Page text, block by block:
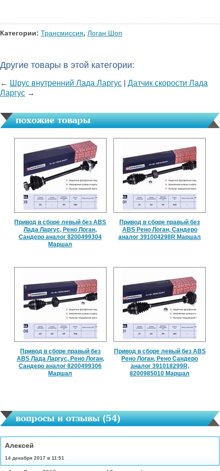
Категории: Трансмиссия, Логан Шоп
Другие товары в этой категории:
← Шрус внутренний Лада Ларгус
Датчик скорости Лада
Ларгус →
похожие товары
Привод в сборе левый без ABS
Лада Ларгус, Рено Логан,
Сандеро аналог 8200499304
Маршал
Привод в сборе правый без
ABS Рено Логан, Сандеро
аналог 391004298R Маршал
Привод в сборе правый без
ABS Лада Ларгус, Рено Логан,
Сандеро аналог 8200499306
Маршал
Привод в сборе левый без ABS
Рено Логан, Рено Сандеро
аналог 391018299R,
8200985010 Маршал
вопросы и отзывы (54)
Алексей
14 декабря 2017 в 11:51